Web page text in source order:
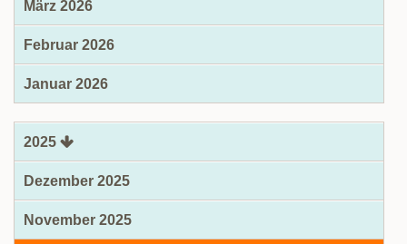
März 2026
Februar 2026
Januar 2026
2025
Dezember 2025
November 2025